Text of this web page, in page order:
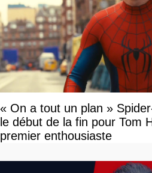
« On a tout un plan »
le début de la fin pour Tom
premier enthousiaste